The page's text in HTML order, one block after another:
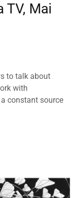
TV, Mai
to talk about
with
constant source